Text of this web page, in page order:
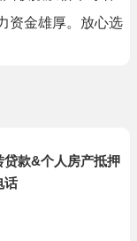
资金雄厚。放心选
款&个人房产抵押
话